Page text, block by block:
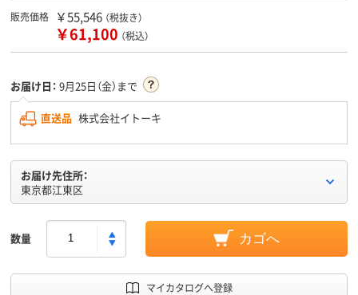
販売価格 ￥55,546 （税抜き）
￥61,100 （税込）
お届け日： 9月25日（金）まで
直送品 株式会社イトーキ
お届け先住所：
東京都江東区
数量 カゴへ
マイカタログへ登録